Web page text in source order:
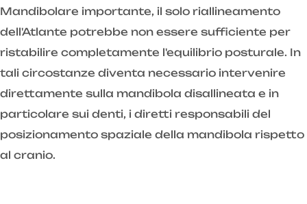
Mandibolare importante, il solo riallineamento
dell'Atlante potrebbe non essere sufficiente per
ristabilire completamente l'equilibrio posturale. In
tali circostanze diventa necessario intervenire
direttamente sulla mandibola disallineata e in
particolare sui denti, i diretti responsabili del
posizionamento spaziale della mandibola rispetto
al cranio.